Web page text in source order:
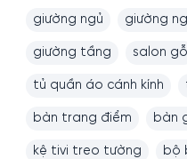
giường ngủ giường
giường tầng salon gỗ
tủ quần áo cánh kính
bàn trang điểm bàn
kệ tivi treo tường bộ